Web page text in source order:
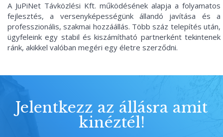
A JuPiNet Távközlési Kft. működésének alapja a folyamatos
fejlesztés, a versenyképességünk állandó javítása és a
professzionális, szakmai hozzáállás. Több száz telepítés után,
ügyfeleink egy stabil és kiszámítható partnerként tekintenek
ránk, akikkel valóban megéri egy életre szerződni.
Jelentkezz az állásra amit
kinéztél!